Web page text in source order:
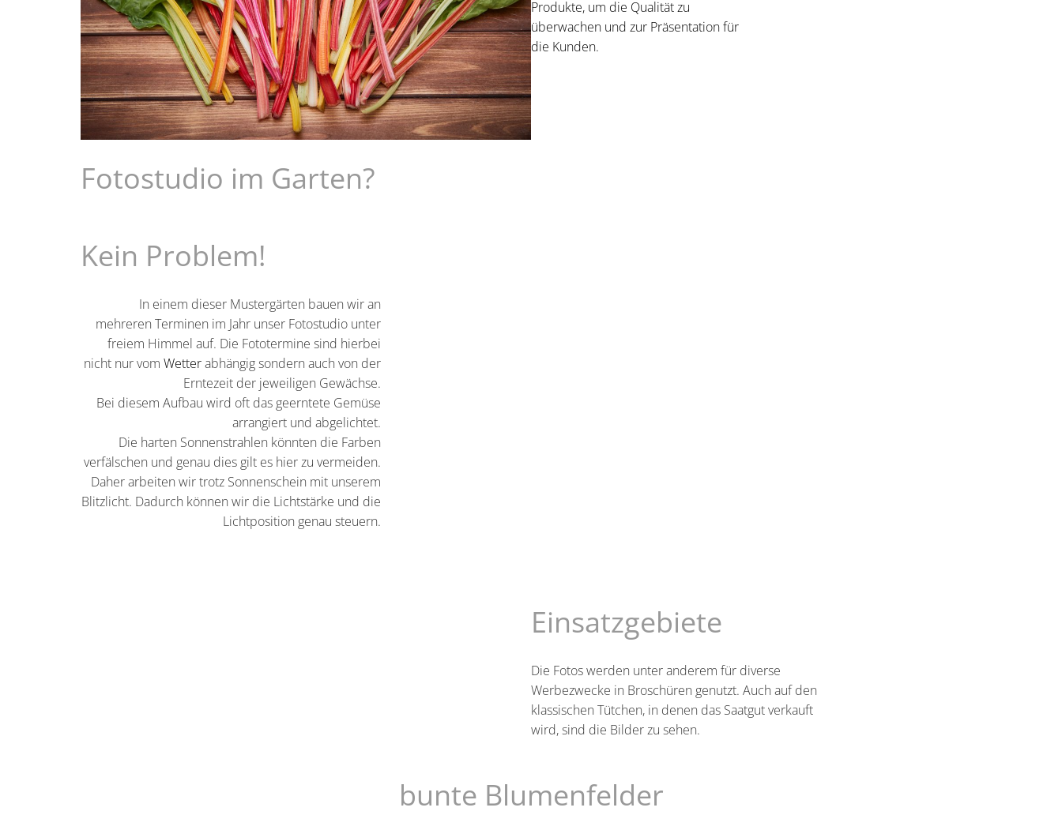
Produkte, um die Qualität zu
überwachen und zur Präsentation für
die Kunden.
Fotostudio im Garten?
Kein Problem!
In einem dieser Mustergärten bauen wir an
mehreren Terminen im Jahr unser Fotostudio unter
freiem Himmel auf. Die Fototermine sind hierbei
nicht nur vom Wetterabhängig sondern auch von der
Erntezeit der jeweiligen Gewächse.
Bei diesem Aufbau wird oft das geerntete Gemüse
arrangiert und abgelichtet.
Die harten Sonnenstrahlen könnten die Farben
verfälschen und genau dies gilt es hier zu vermeiden.
Daher arbeiten wir trotz Sonnenschein mit unserem
Blitzlicht. Dadurch können wir die Lichtstärke und die
Lichtposition genau steuern.
Einsatzgebiete
Die Fotos werden unter anderem für diverse
Werbezwecke in Broschüren genutzt. Auch auf den
klassischen Tütchen, in denen das Saatgut verkauft
wird, sind die Bilder zu sehen.
bunte Blumenfelder